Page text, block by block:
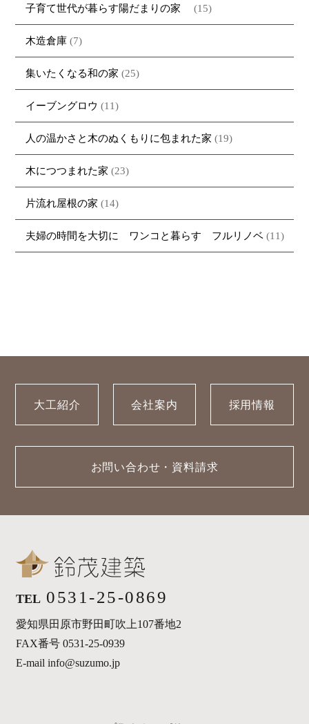
子育て世代が暮らす陽だまりの家 (15)
木造倉庫 (7)
集いたくなる和の家 (25)
イーブングロウ (11)
人の温かさと木のぬくもりに包まれた家 (19)
木につつまれた家 (23)
片流れ屋根の家 (14)
夫婦の時間を大切に ワンコと暮らす フルリノベ (11)
大工紹介 会社案内 採用情報
お問い合わせ・資料請求
TEL 0531-25-0869
愛知県田原市野田町吹上107番地2
FAX番号 0531-25-0939
E-mail info@suzumo.jp